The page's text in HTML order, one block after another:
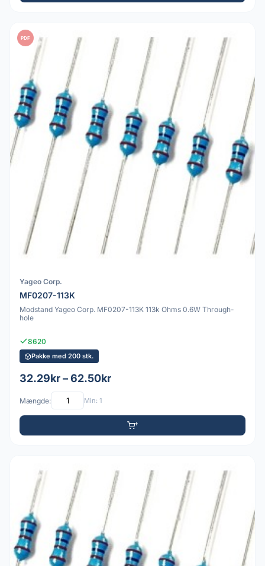
PDF
Yageo Corp.
MF0207-113K
Modstand Yageo Corp. MF0207-113K 113k Ohms 0.6W Through-
hole
8620
Pakke med 200 stk.
32.29kr – 62.50kr
Mængde: Min: 1